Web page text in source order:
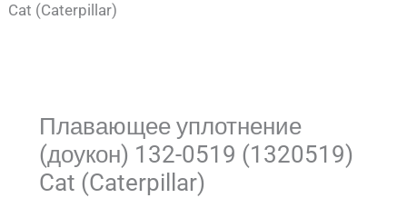
Cat (Caterpillar)
Плавающее уплотнение
(доукон) 132-0519 (1320519)
Cat (Caterpillar)